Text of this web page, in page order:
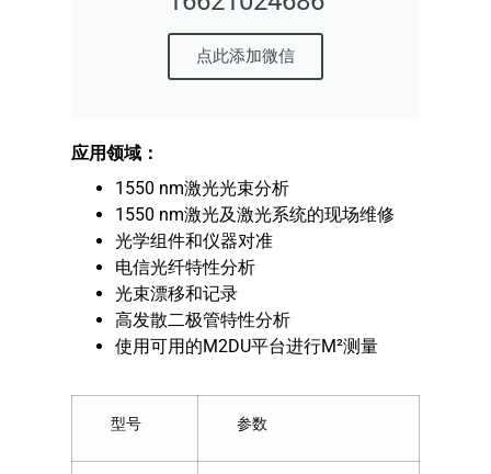
点此添加微信
应用领域：
1550 nm激光光束分析
1550 nm激光及激光系统的现场维修
光学组件和仪器对准
电信光纤特性分析
光束漂移和记录
高发散二极管特性分析
使用可用的M2DU平台进行M²测量
型号 参数